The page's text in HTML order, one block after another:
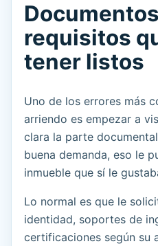
requisitos
tener listos
Uno de los errores más
arriendo es empezar a
clara la parte
buena demanda, eso le
inmueble que sí le
Lo normal es que le
identidad, soportes de
certificaciones según su